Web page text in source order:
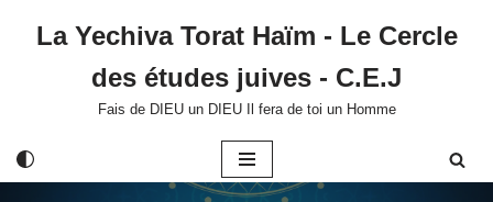
La Yechiva Torat Haïm - Le Cercle
des études juives - C.E.J
Fais de DIEU un DIEU Il fera de toi un Homme